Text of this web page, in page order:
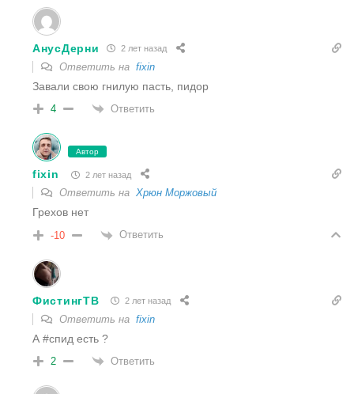
АнусДерни 2 лет назад
Ответить на fixin
Завали свою гнилую пасть, пидор
4 Ответить
Автор
fixin 2 лет назад
Ответить на Хрюн Моржовый
Грехов нет
-10 Ответить
ФистингТВ 2 лет назад
Ответить на fixin
А #спид есть ?
2 Ответить